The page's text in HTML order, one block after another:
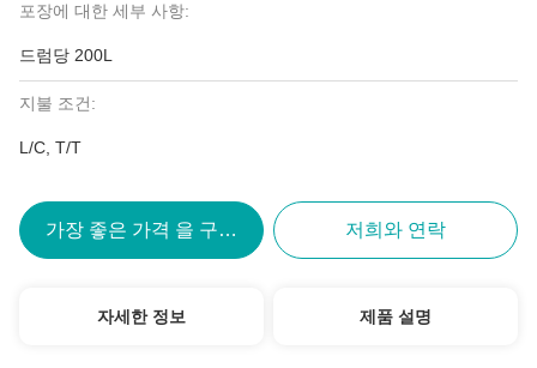
포장에 대한 세부 사항:
드럼당 200L
지불 조건:
L/C, T/T
가장 좋은 가격 을 구하라 저희와 연락
자세한 정보 제품 설명